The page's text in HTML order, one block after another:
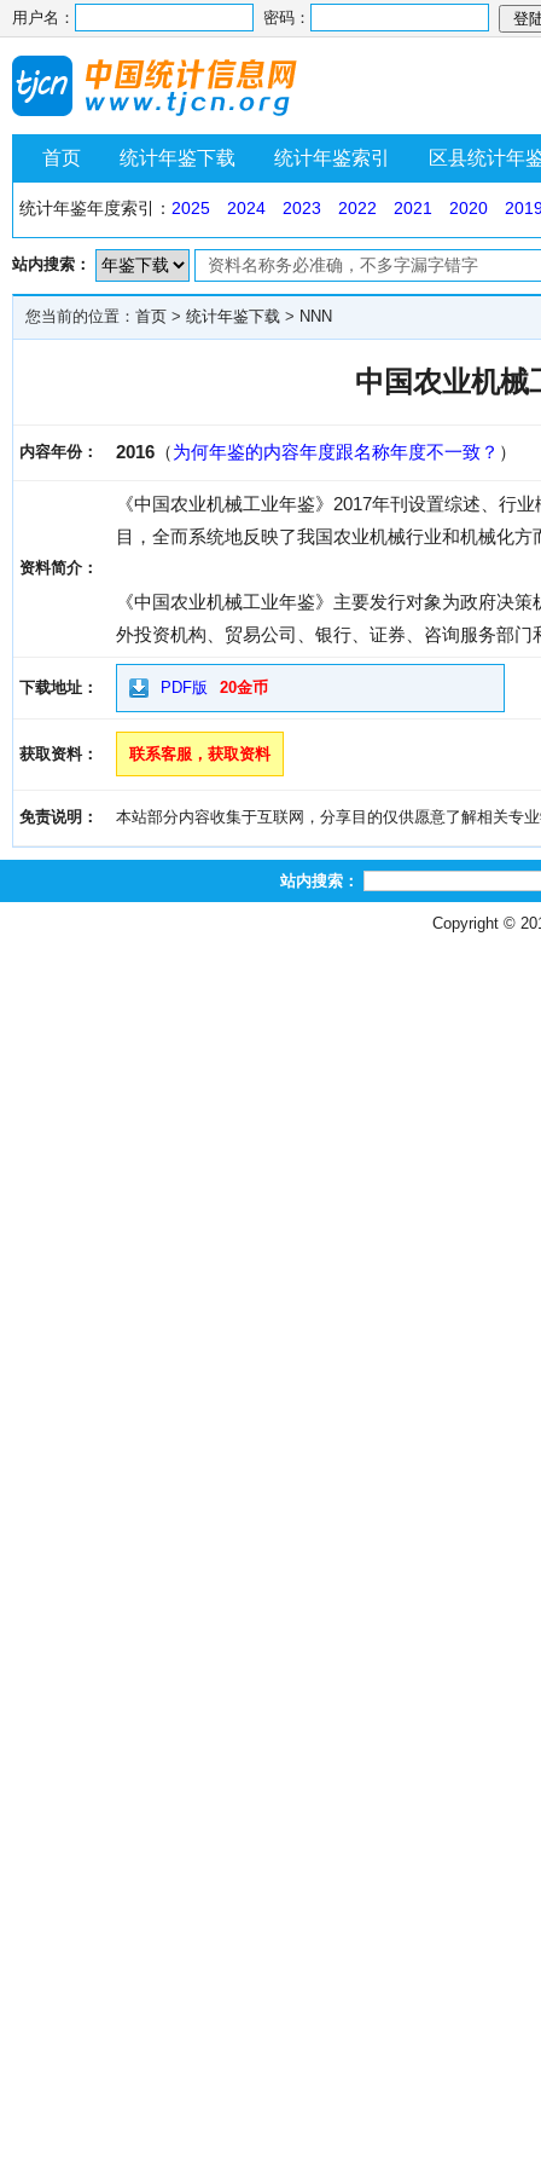
用户名： 密码：
首页 统计年鉴下载 统计年鉴索引 区县统计年
统计年鉴年度索引： 2025 2024 2023 2022 2021 2020
站内搜索：
您当前的位置： 首页 > 统计年鉴下载 > NNN
中国农业机械
内容年份： 2016 （为何年鉴的内容年度跟名称年度不一致？ ）
资料简介：
《中国农业机械工业年鉴》2017年刊设置综述、行
目，全而系统地反映了我国农业机械行业和机械化
《中国农业机械工业年鉴》主要发行对象为政府决
外投资机构、贸易公司、银行、证券、咨询服务部
下载地址： PDF版 20金币
获取资料： 联系客服，获取资料
免责说明： 本站部分内容收集于互联网，分享目的仅供愿意了解相关专
站内搜索：
Copyright ©